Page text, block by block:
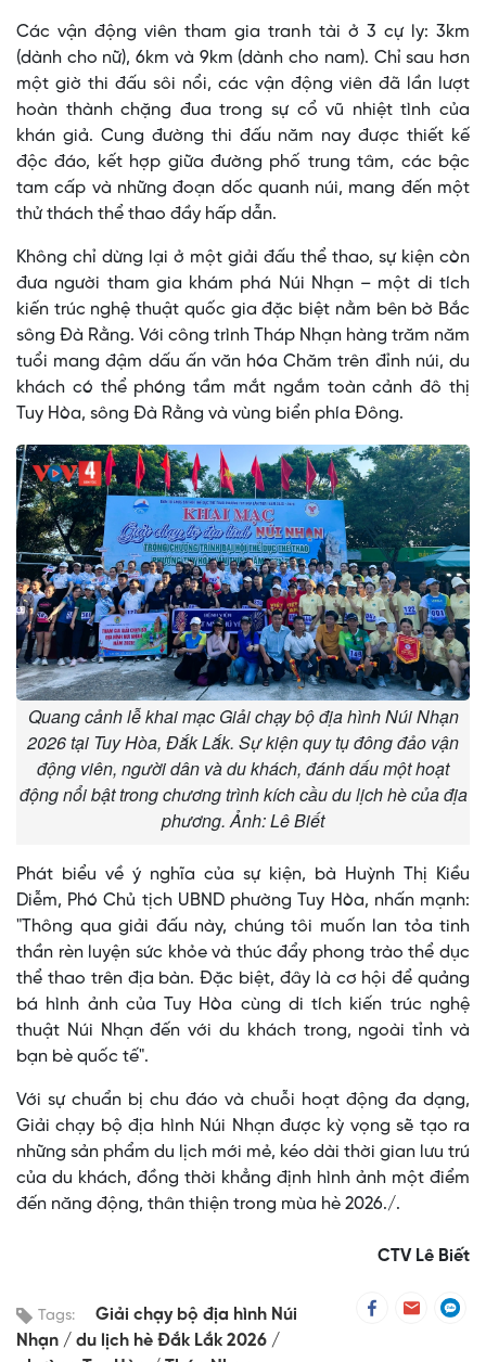
Các vận động viên tham gia tranh tài ở 3 cự ly: 3km
(dành cho nữ), 6km và 9km (dành cho nam). Chỉ sau hơn
một giờ thi đấu sôi nổi, các vận động viên đã lần lượt
hoàn thành chặng đua trong sự cổ vũ nhiệt tình của
khán giả. Cung đường thi đấu năm nay được thiết kế
độc đáo, kết hợp giữa đường phố trung tâm, các bậc
tam cấp và những đoạn dốc quanh núi, mang đến một
thử thách thể thao đầy hấp dẫn.
Không chỉ dừng lại ở một giải đấu thể thao, sự kiện còn
đưa người tham gia khám phá Núi Nhạn – một di tích
kiến trúc nghệ thuật quốc gia đặc biệt nằm bên bờ Bắc
sông Đà Rằng. Với công trình Tháp Nhạn hàng trăm năm
tuổi mang đậm dấu ấn văn hóa Chăm trên đỉnh núi, du
khách có thể phóng tầm mắt ngắm toàn cảnh đô thị
Tuy Hòa, sông Đà Rằng và vùng biển phía Đông.
Quang cảnh lễ khai mạc Giải chạy bộ địa hình Núi Nhạn
2026 tại Tuy Hòa, Đắk Lắk. Sự kiện quy tụ đông đảo vận
động viên, người dân và du khách, đánh dấu một hoạt
động nổi bật trong chương trình kích cầu du lịch hè của địa
phương​​​​​. Ảnh: Lê Biết
Phát biểu về ý nghĩa của sự kiện, bà Huỳnh Thị Kiều
Diễm, Phó Chủ tịch UBND phường Tuy Hòa, nhấn mạnh:
"Thông qua giải đấu này, chúng tôi muốn lan tỏa tinh
thần rèn luyện sức khỏe và thúc đẩy phong trào thể dục
thể thao trên địa bàn. Đặc biệt, đây là cơ hội để quảng
bá hình ảnh của Tuy Hòa cùng di tích kiến trúc nghệ
thuật Núi Nhạn đến với du khách trong, ngoài tỉnh và
bạn bè quốc tế".
Với sự chuẩn bị chu đáo và chuỗi hoạt động đa dạng,
Giải chạy bộ địa hình Núi Nhạn được kỳ vọng sẽ tạo ra
những sản phẩm du lịch mới mẻ, kéo dài thời gian lưu trú
của du khách, đồng thời khẳng định hình ảnh một điểm
đến năng động, thân thiện trong mùa hè 2026./.
CTV Lê Biết
Tags:
Giải chạy bộ địa hình Núi
Nhạn
du lịch hè Đắk Lắk 2026